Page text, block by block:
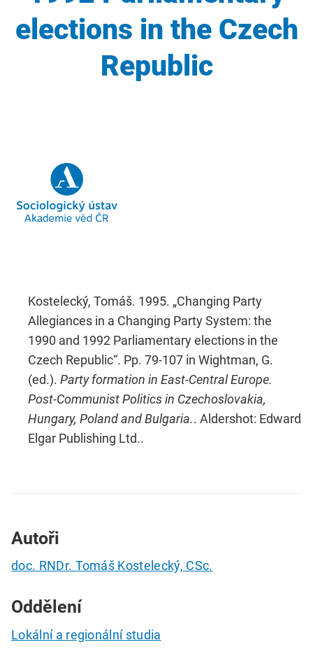
elections in the Czech
Republic
Kostelecký, Tomáš. 1995. „Changing Party
Allegiances in a Changing Party System: the
1990 and 1992 Parliamentary elections in the
Czech Republic“. Pp. 79-107 in Wightman, G.
(ed.). Party formation in East-Central Europe.
Post-Communist Politics in Czechoslovakia,
Hungary, Poland and Bulgaria.. Aldershot: Edward
Elgar Publishing Ltd..
Autoři
doc. RNDr. Tomáš Kostelecký, CSc.
Oddělení
Lokální a regionální studia